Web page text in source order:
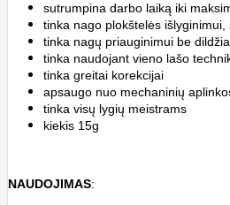
sutrumpina darbo laiką iki
tinka nago plokštelės išlyginimui,
tinka nagų priauginimui be
tinka naudojant vieno lašo
tinka greitai korekcijai
apsaugo nuo mechaninių
tinka visų lygių meistrams
kiekis 15g
NAUDOJIMAS: